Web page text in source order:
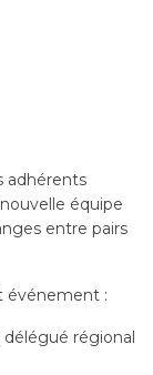
adhérents
équipe
entre pairs
événement :
régional